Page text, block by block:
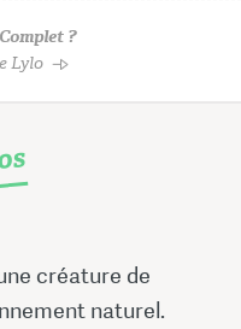
?
Lylo
créature de
naturel.